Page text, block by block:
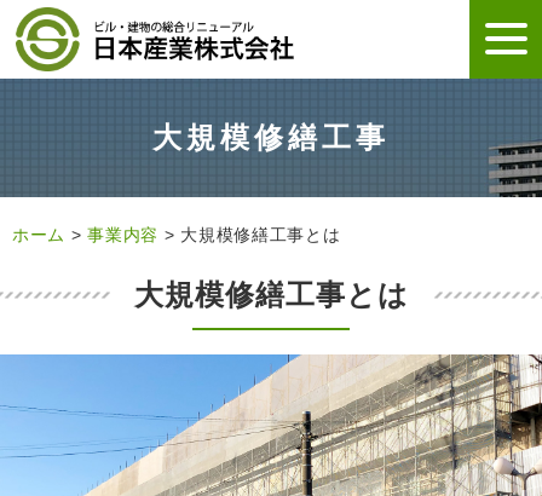
大規模修繕工事
ホーム >事業内容 > 大規模修繕工事とは
大規模修繕工事とは